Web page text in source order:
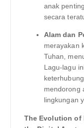
anak
secara
Alam dan
merayakan
Tuhan,
Lagu-lagu
mendorong
lingkungan
The Evolution of